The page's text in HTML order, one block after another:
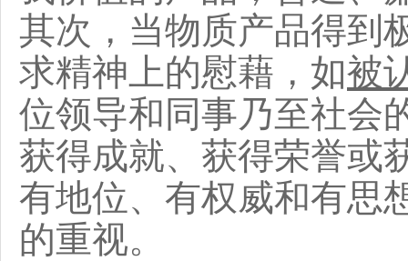
其次，当物质产品得到
求精神上的慰藉，如被
位领导和同事乃至社会
获得成就、获得荣誉或
有地位、有权威和有思
的重视。